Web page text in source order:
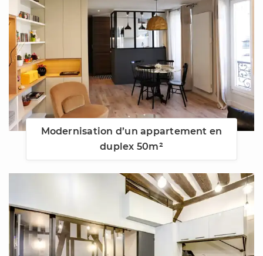
Modernisation d’un appartement en
duplex 50m²